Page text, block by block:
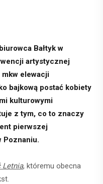
Bałtyk w
artystycznej
mkw elewacji
bajkową postać kobiety
kulturowymi
z tym, co to znaczy
pierwszej
Poznaniu.
Letnia, któremu obecna